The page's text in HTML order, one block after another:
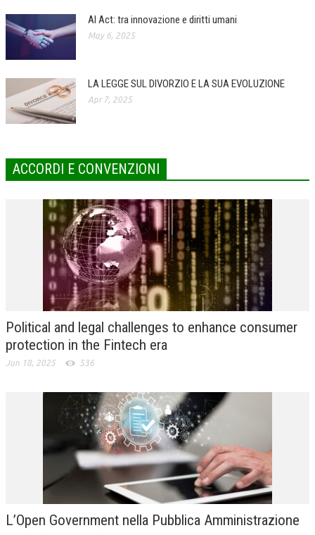
CORPORATE SOCIAL RESPONSIBILITY
INTERNAZIONALIZZAZIONE
HUMAN RESOURCES
MARKETING
RISK MANAGEMENT
SVILUPPO SOSTENIBILE
PERSONA E CITTÀ
L’UMANISTA
DIRITTO PENALE D’IMPRESA
DIRITTO DEL LAVORO
DIRITTO DEL WEB
DIRITTO DELLE IMPRESE IN CRISI
CRIMINOLOGIA E CRIMINALISTICA
SICUREZZA SUL LAVORO
DIRITTO TRIBUTARIO
AI Act: tra innovazione e diritti umani
May 6, 2025
LA LEGGE SUL DIVORZIO E LA SUA EVOLUZIONE
Apr 7, 2025
ACCORDI E CONVENZIONI
Political and legal challenges to enhance consumer
protection in the Fintech era
Jun 18, 2025 536
L’Open Government nella Pubblica Amministrazione